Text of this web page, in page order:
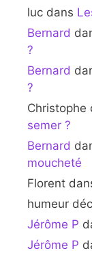
luc dans
Bernard
?
Bernard
?
Christophe
semer ?
Bernard
moucheté
Florent
humeur
Jérôme P
Jérôme P